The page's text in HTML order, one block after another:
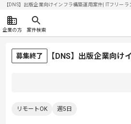
【DNS】出版企業向けインフラ構築運用案件| ITフリ
企業の方 案件検索
募集終了 【DNS】出版企業向
リモートOK 週5日